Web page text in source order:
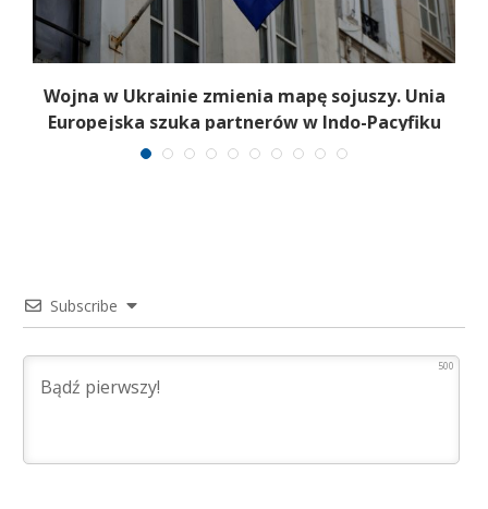
Wojna w Ukrainie zmienia mapę sojuszy. Unia
Europejska szuka partnerów w Indo-Pacyfiku
Subscribe
500